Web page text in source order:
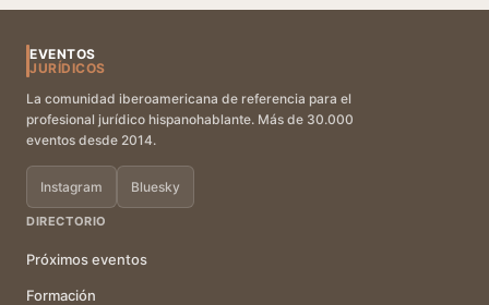
EVENTOS
JURÍDICOS
La comunidad iberoamericana de referencia para el
profesional jurídico hispanohablante. Más de 30.000
eventos desde 2014.
Instagram Bluesky
DIRECTORIO
Próximos eventos
Formación